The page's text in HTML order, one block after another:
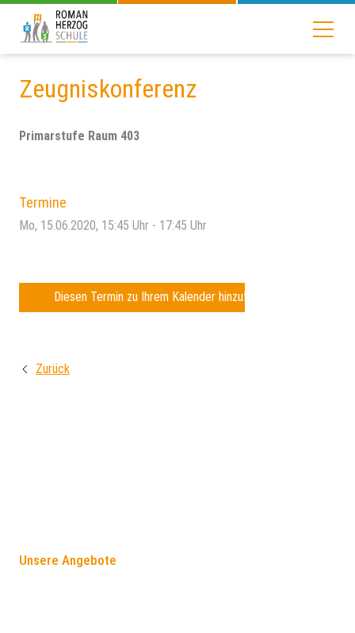
Zeugniskonferenz
Primarstufe Raum 403
Termine
Mo, 15.06.2020, 15:45 Uhr - 17:45 Uhr
Diesen Termin zu Ihrem Kalender hinzufügen
Zurück
Unsere Angebote